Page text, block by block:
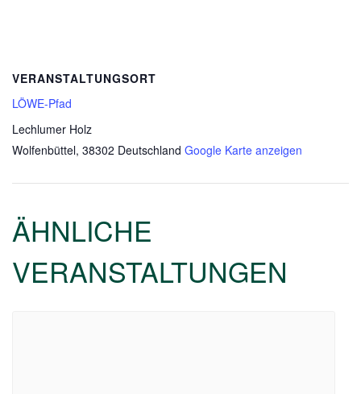
VERANSTALTUNGSORT
LÖWE-Pfad
Lechlumer Holz
Wolfenbüttel, 38302 Deutschland Google Karte anzeigen
ÄHNLICHE
VERANSTALTUNGEN